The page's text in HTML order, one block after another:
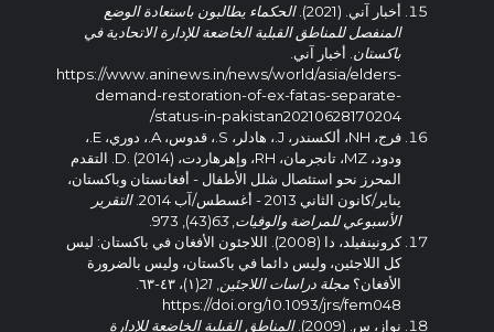
أخبار آني. (2021).
الحكماء يطالبون باستعادة الوضع
المنفصل للمناطق القبلية الخاضعة للإدارة الاتحادية في
باكستان. أخبار آني.
https://www.aninews.in/news/world/asia/elders-
demand-restoration-of-ex-fatas-separate-
status-in-pakistan20210628170204/
فرج، NH، ألكسندر، J.، هادلر، S.، قدوس، A.، دوري، E.،
ودود، MZ، تانجرمان، RH، وإهرهاردت، D. (2014). التقدم
المحرز نحو استئصال شلل الأطفال - أفغانستان وباكستان،
يناير/كانون الثاني 2013 - أغسطس/آب 2014.
التقرير
الأسبوعي للمراضة والوفيات,
63
(43), 973.
كرونينفيلد، دا (2008). اللاجئون الأفغان في باكستان: ليس
كل اللاجئين، وليس دائما في باكستان، وليس بالضرورة
الأفغان؟مجلة دراسات اللاجئين,
21
(١)، ٤٣-٦٣.
https://doi.org/10.1093/jrs/fem048
نواز، س. (2009).
المناطق القبلية الخاضعة للإدارة